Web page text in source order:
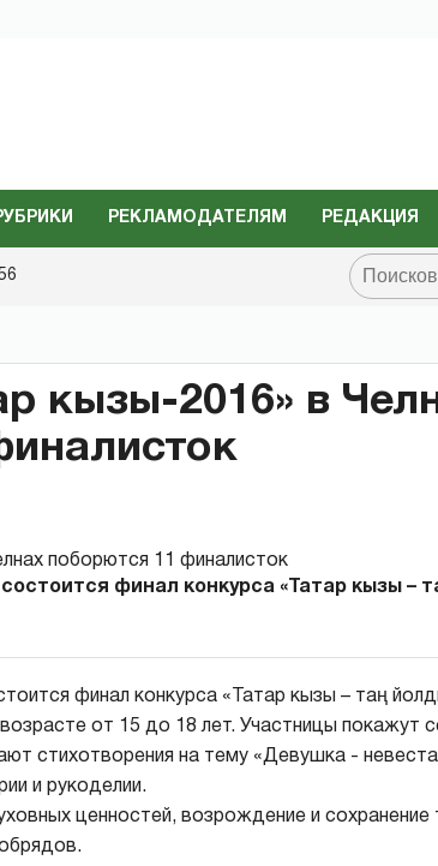
РЕКЛАМОДАТЕЛЯМ РЕДАКЦИЯ
кызы-2016» в
финал конкурса «Татар кызы –
финал конкурса «Татар кызы – таң
от 15 до 18 лет. Участницы покажут
стихотворения на тему «Девушка -
и рукоделии.
ценностей, возрождение и сохранение